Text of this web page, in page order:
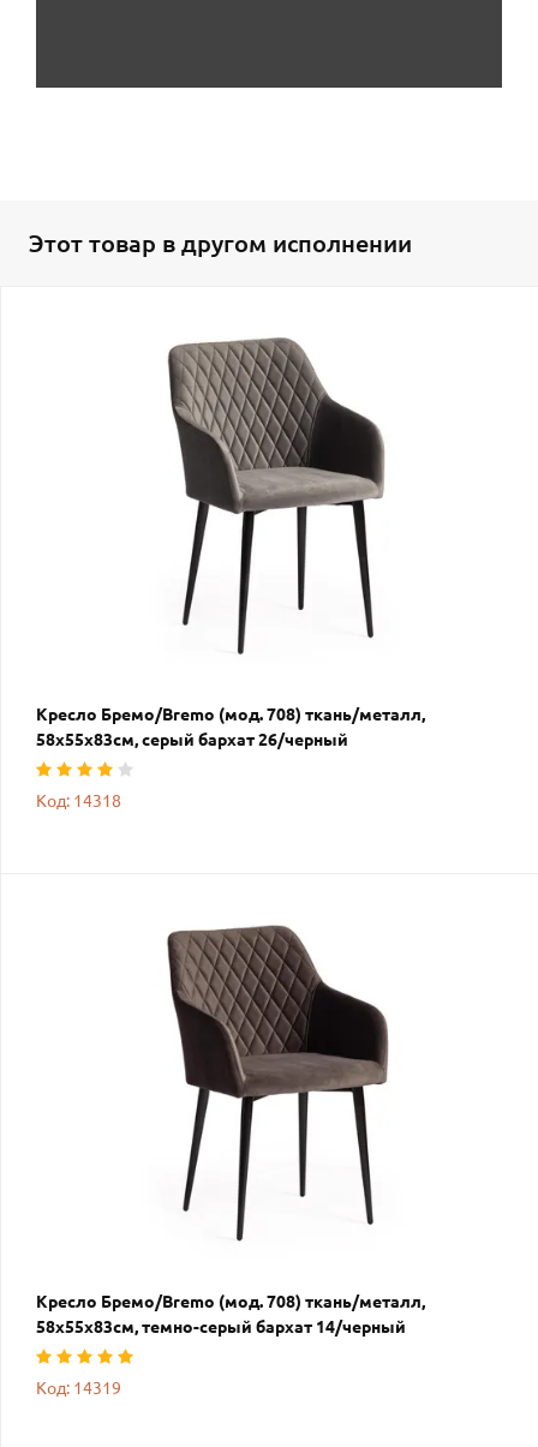
Этот товар в другом исполнении
Кресло Бремо/Bremo (мод. 708) ткань/металл,
58х55х83см, серый бархат 26/черный
Код: 14318
Кресло Бремо/Bremo (мод. 708) ткань/металл,
58х55х83см, темно-серый бархат 14/черный
Код: 14319